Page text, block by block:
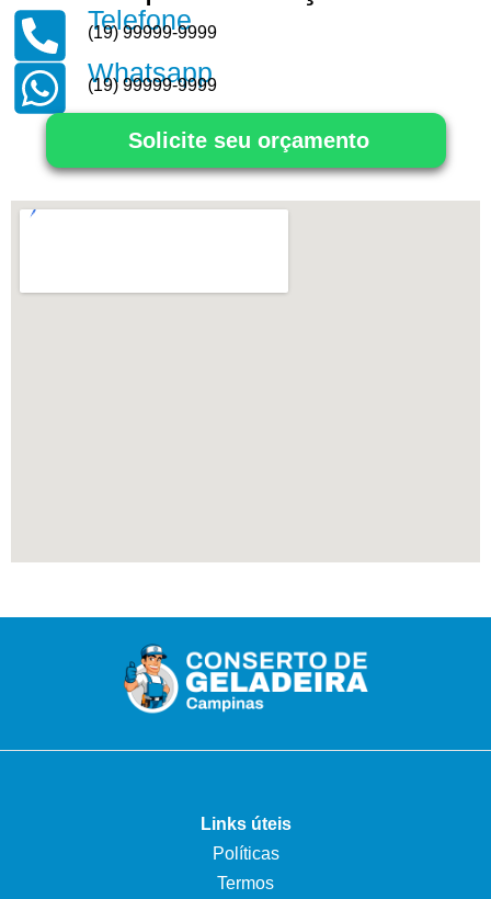
Telefone
(19) 99999-9999
Whatsapp
(19) 99999-9999
Solicite seu orçamento
Links úteis
Políticas
Termos